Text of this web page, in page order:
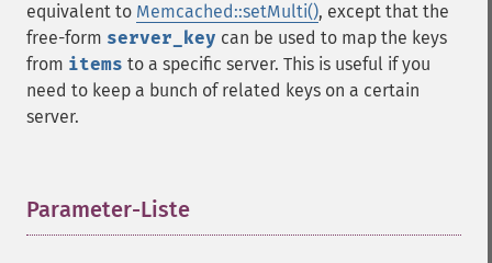
equivalent to Memcached::setMulti(), except that the
free-form server_key can be used to map the keys
from items to a specific server. This is useful if you
need to keep a bunch of related keys on a certain
server.
Parameter-Liste